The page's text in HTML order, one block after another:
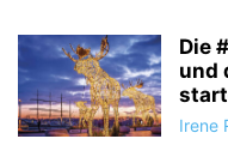
Die
und
Irene